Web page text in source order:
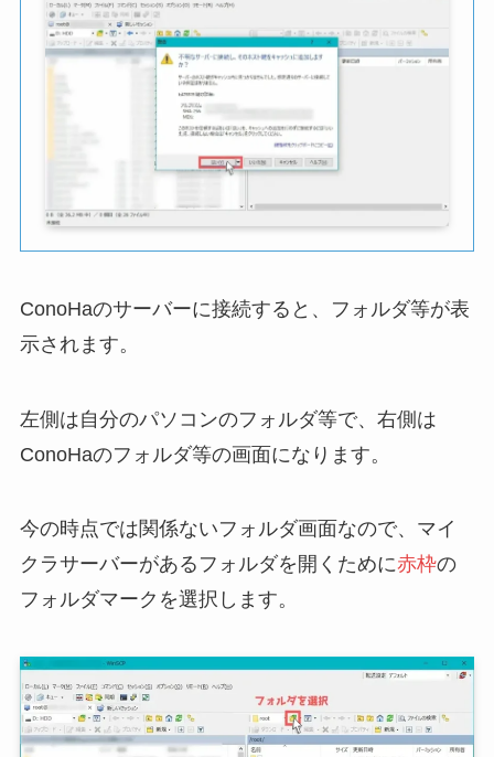
ConoHaのサーバーに接続すると、フォルダ等が表
示されます。
左側は自分のパソコンのフォルダ等で、右側は
ConoHaのフォルダ等の画面になります。
今の時点では関係ないフォルダ画面なので、マイ
クラサーバーがあるフォルダを開くために赤枠の
フォルダマークを選択します。